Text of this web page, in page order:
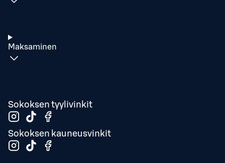
Maksaminen
Sokoksen tyylivinkit
Sokoksen kauneusvinkit